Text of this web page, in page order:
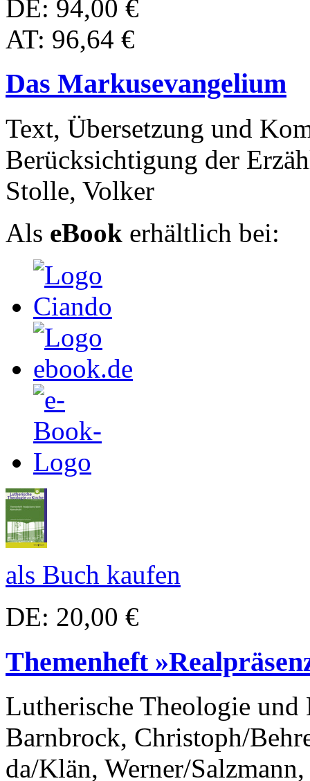
DE: 94,00 €
AT: 96,64 €
Das Markusevangelium
Text, Übersetzung und
Berücksichtigung der
Stolle, Volker
Als eBook erhältlich bei:
als Buch kaufen
DE: 20,00 €
Themenheft
Lutherische Theologie
Barnbrock, Christoph/
da/Klän, Werner/